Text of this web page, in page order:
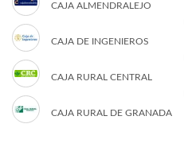
CAJA ALMENDRALEJO
CAJA DE INGENIEROS
CAJA RURAL CENTRAL
CAJA RURAL DE GRANADA